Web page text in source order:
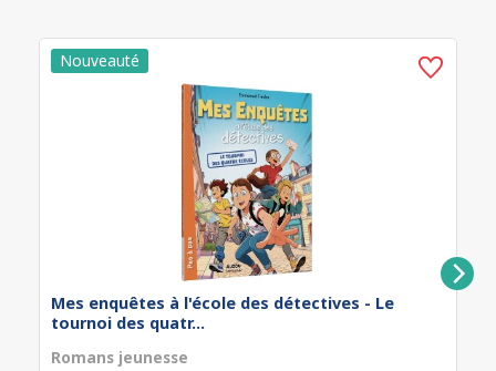
Mes enquêtes à l'école des détectives - Le
tournoi des quatr...
Romans jeunesse